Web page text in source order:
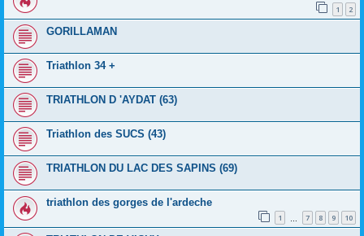
1 2
GORILLAMAN
Triathlon 34 +
TRIATHLON D 'AYDAT (63)
Triathlon des SUCS (43)
TRIATHLON DU LAC DES SAPINS (69)
triathlon des gorges de l'ardeche
1 7 8 9 10